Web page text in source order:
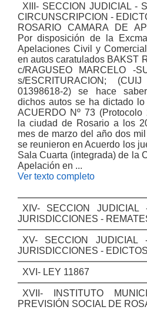
XIII- SECCION JUDICIAL -
CIRCUNSCRIPCION -
ROSARIO CAMARA DE
Por disposición de la
Apelaciones Civil y
en autos caratulados BAKST
c/RAGUSEO MARCELO -
s/ESCRITURACION;
01398618-2) se hace
dichos autos se ha dictado lo
ACUERDO Nº 73 (Protocolo
la ciudad de Rosario a los
mes de marzo del año dos
se reunieron en Acuerdo los
Sala Cuarta (integrada) de la
Apelación en ...
Ver texto completo
XIV- SECCION JUDICIAL
JURISDICCIONES -
XV- SECCION JUDICIAL
JURISDICCIONES - EDICTOS
XVI- LEY 11867
XVII- INSTITUTO
PREVISIÓN SOCIAL DE